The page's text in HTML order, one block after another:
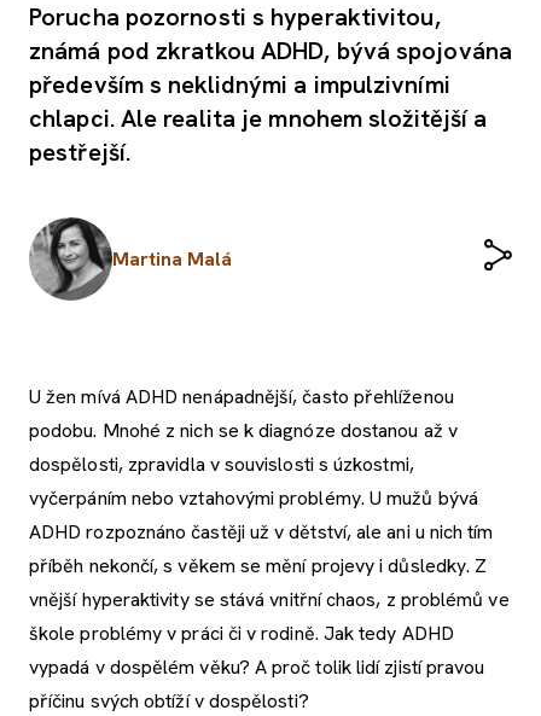
Porucha pozornosti s hyperaktivitou,
známá pod zkratkou ADHD, bývá spojována
především s neklidnými a impulzivními
chlapci. Ale realita je mnohem složitější a
pestřejší.
Martina Malá
U žen mívá ADHD nenápadnější, často přehlíženou
podobu. Mnohé z nich se k diagnóze dostanou až v
dospělosti, zpravidla v souvislosti s úzkostmi,
vyčerpáním nebo vztahovými problémy. U mužů bývá
ADHD rozpoznáno častěji už v dětství, ale ani u nich tím
příběh nekončí, s věkem se mění projevy i důsledky. Z
vnější hyperaktivity se stává vnitřní chaos, z problémů ve
škole problémy v práci či v rodině. Jak tedy ADHD
vypadá v dospělém věku? A proč tolik lidí zjistí pravou
příčinu svých obtíží v dospělosti?